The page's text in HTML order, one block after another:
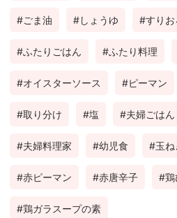
ごま油 しょうゆ すりお
ふたりごはん ふたり料理
オイスターソース ピーマン
取り分け 塩 夫婦ごはん
夫婦料理家 幼児食 玉
赤ピーマン 赤唐辛子 鶏
鶏ガラスープの素